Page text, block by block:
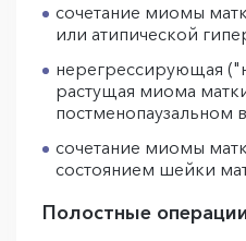
сочетание миомы
или атипической
нерегрессирующая
растущая миома
постменопаузальном
сочетание миомы
состоянием шейки
Полостные